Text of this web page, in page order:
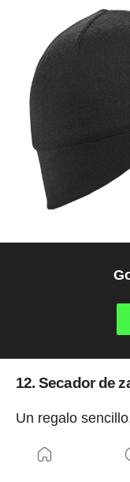
12. Secador de
Un regalo
y guantes